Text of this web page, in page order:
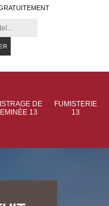
DE
13
FUMISTERIE
13